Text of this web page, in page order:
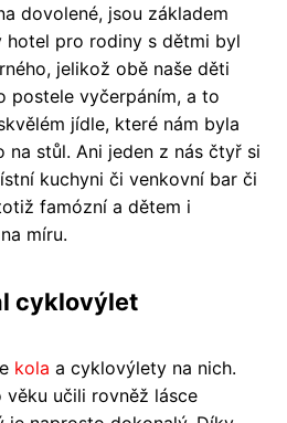
dovolené, jsou základem
hotel pro rodiny s dětmi byl
jelikož obě naše děti
postele vyčerpáním, a to
jídle, které nám byla
na stůl. Ani jeden z nás čtyř si
kuchyni či venkovní bar či
famózní a dětem i
míru.
cyklovýlet
kola a cyklovýlety na nich.
učili rovněž lásce